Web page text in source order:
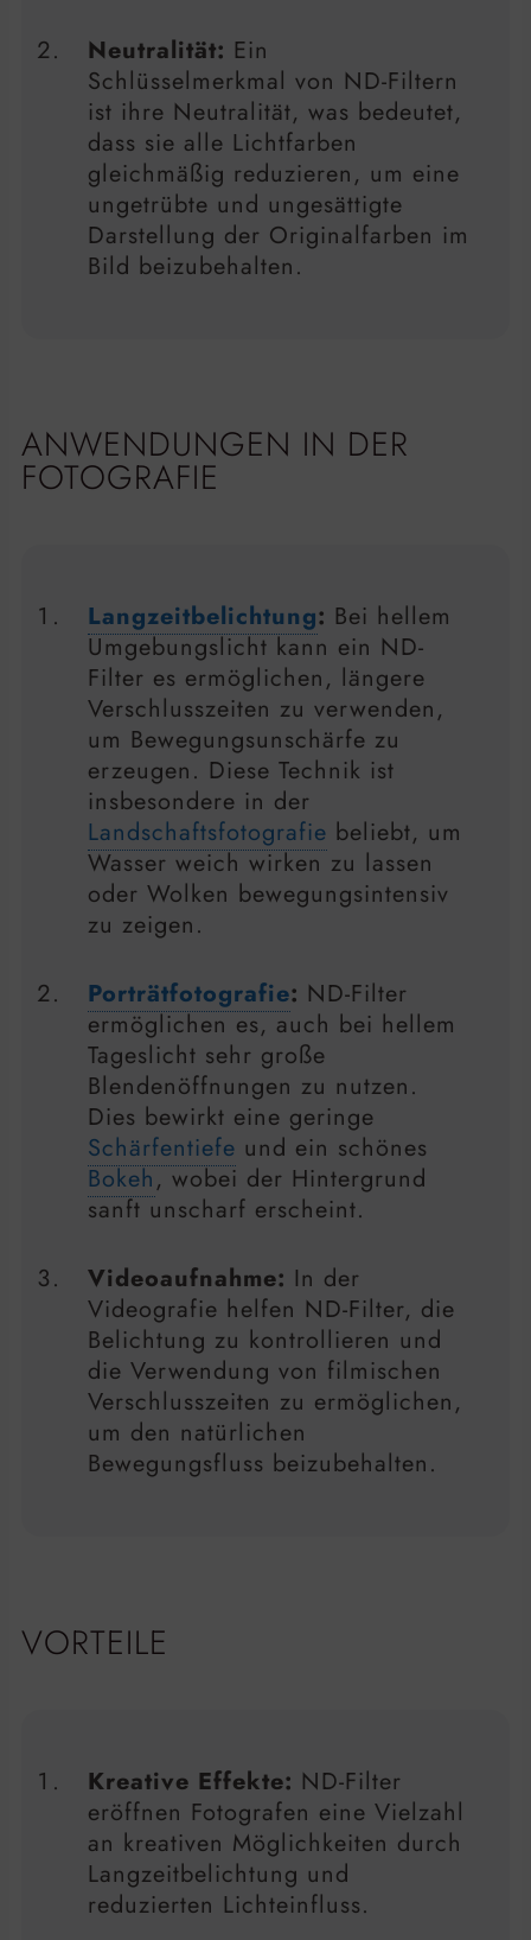
Neutralität: Ein
Schlüsselmerkmal von ND-Filtern
ist ihre Neutralität, was bedeutet,
dass sie alle Lichtfarben
gleichmäßig reduzieren, um eine
ungetrübte und ungesättigte
Darstellung der Originalfarben im
Bild beizubehalten.
ANWENDUNGEN IN DER
FOTOGRAFIE
Langzeitbelichtung: Bei hellem
Umgebungslicht kann ein ND-
Filter es ermöglichen, längere
Verschlusszeiten zu verwenden,
um Bewegungsunschärfe zu
erzeugen. Diese Technik ist
insbesondere in der
Landschaftsfotografie beliebt, um
Wasser weich wirken zu lassen
oder Wolken bewegungsintensiv
zu zeigen.
Porträtfotografie: ND-Filter
ermöglichen es, auch bei hellem
Tageslicht sehr große
Blendenöffnungen zu nutzen.
Dies bewirkt eine geringe
Schärfentiefe und ein schönes
Bokeh, wobei der Hintergrund
sanft unscharf erscheint.
Videoaufnahme: In der
Videografie helfen ND-Filter, die
Belichtung zu kontrollieren und
die Verwendung von filmischen
Verschlusszeiten zu ermöglichen,
um den natürlichen
Bewegungsfluss beizubehalten.
VORTEILE
Kreative Effekte: ND-Filter
eröffnen Fotografen eine Vielzahl
an kreativen Möglichkeiten durch
Langzeitbelichtung und
reduzierten Lichteinfluss.